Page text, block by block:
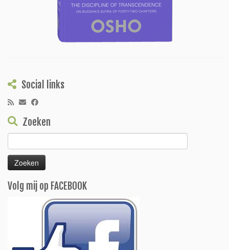
Social links
Zoeken
naar:
Volg mij op FACEBOOK